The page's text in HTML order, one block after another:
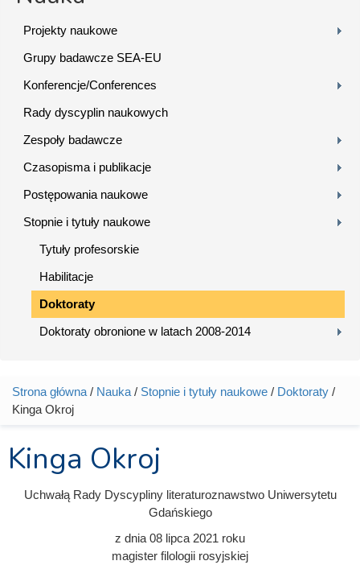
Projekty naukowe
Grupy badawcze SEA-EU
Konferencje/Conferences
Rady dyscyplin naukowych
Zespoły badawcze
Czasopisma i publikacje
Postępowania naukowe
Stopnie i tytuły naukowe
Tytuły profesorskie
Habilitacje
Doktoraty
Doktoraty obronione w latach 2008-2014
Jesteś tutaj
Strona główna / Nauka / Stopnie i tytuły naukowe / Doktoraty /
Kinga Okroj
Kinga Okroj
Uchwałą Rady Dyscypliny literaturoznawstwo Uniwersytetu
Gdańskiego
z dnia 08 lipca 2021 roku
magister filologii rosyjskiej